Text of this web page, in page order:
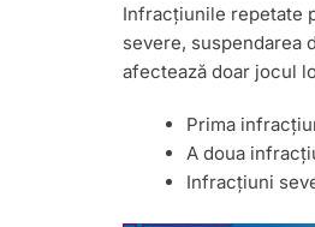
Infracțiunile repetate
severe, suspendarea
afectează doar jocul
Prima
A doua
Infracțiuni